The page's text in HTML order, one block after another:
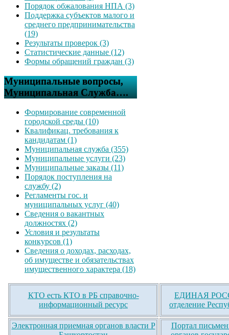
Порядок обжалования НПА (3)
Поддержка субъектов малого и
среднего предпринимательства
(19)
Результаты проверок (3)
Статистические данные (12)
Формы обращений граждан (3)
Муниципальные вопросы,
Муниципальная Служба….
Формирование современной
городской среды (10)
Квалификац. требования к
кандидатам (1)
Муниципальная служба (355)
Муниципальные услуги (23)
Муниципальные заказы (11)
Порядок поступления на
службу (2)
Регламенты гос. и
муниципальных услуг (40)
Сведения о вакантных
должностях (2)
Условия и результаты
конкурсов (1)
Сведения о доходах, расходах,
об имуществе и обязательствах
имущественного характера (18)
КТО есть КТО в РБ справочно-
информационный ресурс
ЕДИНАЯ
отделение
Электронная приемная органов власти Р
Портал